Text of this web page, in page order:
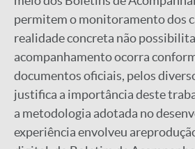
permitem o monitoramento dos
realidade concreta não
acompanhamento ocorra
documentos oficiais, pelos
justifica a importância deste
a metodologia adotada no
experiência envolveu